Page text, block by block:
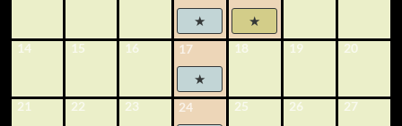
14 15 16 17 18 19 20
21 22 23 24 25 26 27